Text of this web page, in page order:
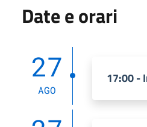
Date e orari
27
AGO
17:00 -